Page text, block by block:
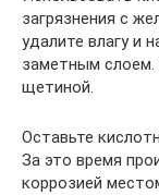
загрязнения с
удалите влагу и
заметным слоем.
щетиной.
Оставьте
За это время
коррозией